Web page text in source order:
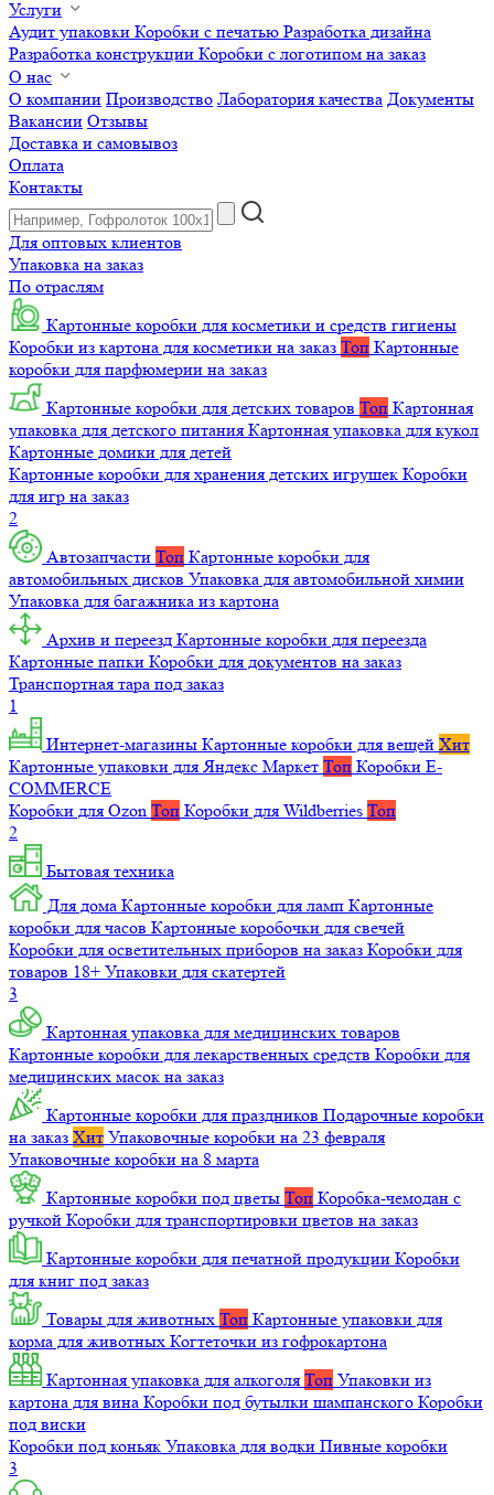
Услуги
Аудит упаковки Коробки с печатью Разработка дизайна
Разработка конструкции Коробки с логотипом на заказ
О нас
О компании Производство Лаборатория качества Документы
Вакансии Отзывы
Доставка и самовывоз
Оплата
Контакты
Для оптовых клиентов
Упаковка на заказ
По отраслям
Картонные коробки для косметики и средств гигиены
Коробки из картона для косметики на заказ Топ Картонные
коробки для парфюмерии на заказ
Картонные коробки для детских товаров Топ Картонная
упаковка для детского питания Картонная упаковка для кукол
Картонные домики для детей
Картонные коробки для хранения детских игрушек Коробки
для игр на заказ
2
Автозапчасти Топ Картонные коробки для
автомобильных дисков Упаковка для автомобильной химии
Упаковка для багажника из картона
Архив и переезд Картонные коробки для переезда
Картонные папки Коробки для документов на заказ
Транспортная тара под заказ
1
Интернет-магазины Картонные коробки для вещей Хит
Картонные упаковки для Яндекс Маркет Топ Коробки E-
COMMERCE
Коробки для Ozon Топ Коробки для Wildberries Топ
2
Бытовая техника
Для дома Картонные коробки для ламп Картонные
коробки для часов Картонные коробочки для свечей
Коробки для осветительных приборов на заказ Коробки для
товаров 18+ Упаковки для скатертей
3
Картонная упаковка для медицинских товаров
Картонные коробки для лекарственных средств Коробки для
медицинских масок на заказ
Картонные коробки для праздников Подарочные коробки
на заказ Хит Упаковочные коробки на 23 февраля
Упаковочные коробки на 8 марта
Картонные коробки под цветы Топ Коробка-чемодан с
ручкой Коробки для транспортировки цветов на заказ
Картонные коробки для печатной продукции Коробки
для книг под заказ
Товары для животных Топ Картонные упаковки для
корма для животных Когтеточки из гофрокартона
Картонная упаковка для алкоголя Топ Упаковки из
картона для вина Коробки под бутылки шампанского Коробки
под виски
Коробки под коньяк Упаковка для водки Пивные коробки
3